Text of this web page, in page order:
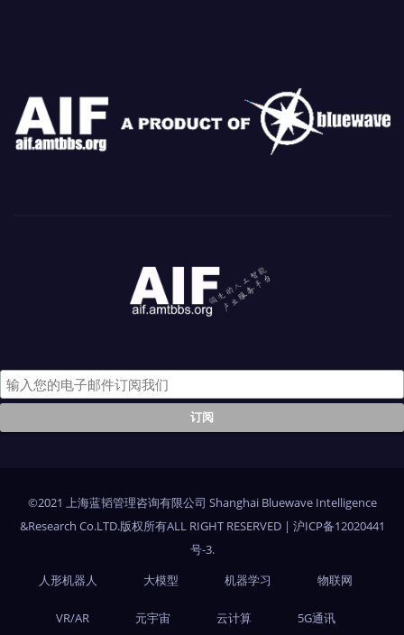
©2021 上海蓝韬管理咨询有限公司 Shanghai Bluewave Intelligence
&Research Co.LTD.版权所有ALL RIGHT RESERVED | 沪ICP备12020441
号-3.
人形机器人
大模型 机器学习 物联网
VR/AR 元宇宙 云计算 5G通讯